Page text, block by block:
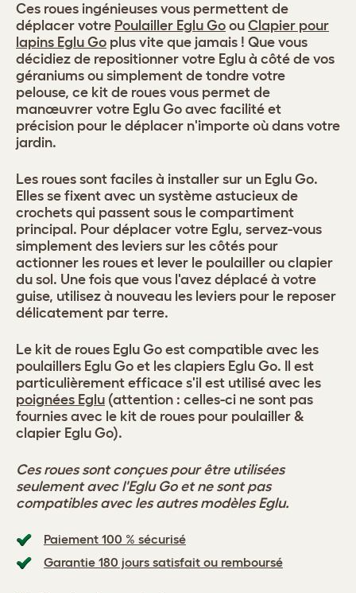
Paiement 100 % sécurisé
Garantie 180 jours satisfait ou remboursé
Ces roues ingénieuses vous permettent de
déplacer votre Poulailler Eglu Go ou Clapier pour
lapins Eglu Go plus vite que jamais ! Que vous
décidiez de repositionner votre Eglu à côté de vos
géraniums ou simplement de tondre votre
pelouse, ce kit de roues vous permet de
manœuvrer votre Eglu Go avec facilité et
précision pour le déplacer n'importe où dans votre
jardin.
Les roues sont faciles à installer sur un Eglu Go.
Elles se fixent avec un système astucieux de
crochets qui passent sous le compartiment
principal. Pour déplacer votre Eglu, servez-vous
simplement des leviers sur les côtés pour
actionner les roues et lever le poulailler ou clapier
du sol. Une fois que vous l'avez déplacé à votre
guise, utilisez à nouveau les leviers pour le reposer
délicatement par terre.
Le kit de roues Eglu Go est compatible avec les
poulaillers Eglu Go et les clapiers Eglu Go. Il est
particulièrement efficace s'il est utilisé avec les
poignées Eglu (attention : celles-ci ne sont pas
fournies avec le kit de roues pour poulailler &
clapier Eglu Go).
Ces roues sont conçues pour être utilisées
seulement avec l'Eglu Go et ne sont pas
compatibles avec les autres modèles Eglu.